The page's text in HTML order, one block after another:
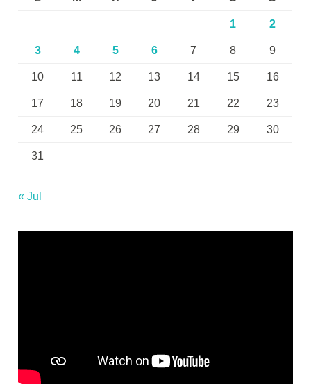
1 2
3 4 5 6 7 8 9
10 11 12 13 14 15 16
17 18 19 20 21 22 23
24 25 26 27 28 29 30
31
« Jul